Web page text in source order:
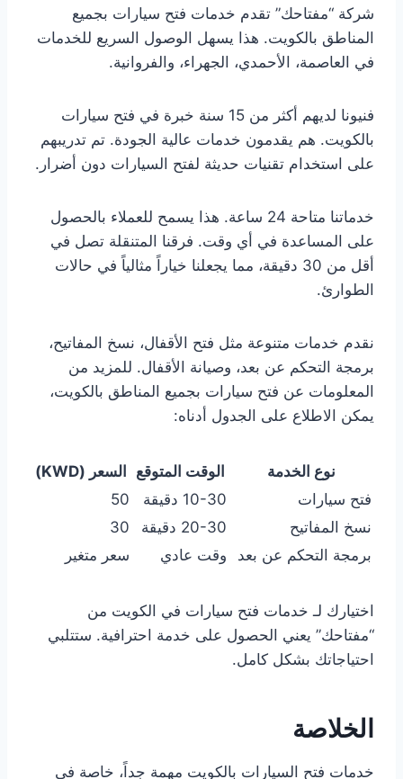
شركة “مفتاحك” تقدم خدمات فتح سيارات بجميع
المناطق بالكويت. هذا يسهل الوصول السريع للخدمات
في العاصمة، الأحمدي، الجهراء، والفروانية.
فنيونا لديهم أكثر من 15 سنة خبرة في فتح سيارات
بالكويت. هم يقدمون خدمات عالية الجودة. تم تدريبهم
على استخدام تقنيات حديثة لفتح السيارات دون أضرار.
خدماتنا متاحة 24 ساعة. هذا يسمح للعملاء بالحصول
على المساعدة في أي وقت. فرقنا المتنقلة تصل في
أقل من 30 دقيقة، مما يجعلنا خياراً مثالياً في حالات
الطوارئ.
نقدم خدمات متنوعة مثل فتح الأقفال، نسخ المفاتيح،
برمجة التحكم عن بعد، وصيانة الأقفال. للمزيد من
المعلومات عن فتح سيارات بجميع المناطق بالكويت،
يمكن الاطلاع على الجدول أدناه:
نوع الخدمة الوقت المتوقع
السعر (KWD)
فتح سيارات
10-30 دقيقة
50
نسخ المفاتيح
20-30 دقيقة
30
برمجة التحكم عن بعد
وقت عادي سعر متغير
اختيارك لـ خدمات فتح سيارات في الكويت من
“مفتاحك” يعني الحصول على خدمة احترافية. ستتلبي
احتياجاتك بشكل كامل.
الخلاصة
خدمات فتح السيارات بالكويت مهمة جداً، خاصة في